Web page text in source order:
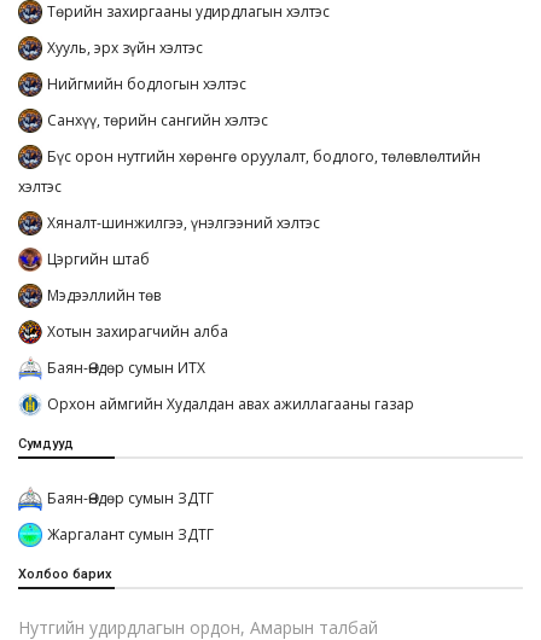
Төрийн захиргааны удирдлагын хэлтэс
Хууль, эрх зүйн хэлтэс
Нийгмийн бодлогын хэлтэс
Санхүү, төрийн сангийн хэлтэс
Бүс орон нутгийн хөрөнгө оруулалт, бодлого, төлөвлөлтийн
хэлтэс
Хяналт-шинжилгээ, үнэлгээний хэлтэс
Цэргийн штаб
Мэдээллийн төв
Хотын захирагчийн алба
Баян-Өндөр сумын ИТХ
Орхон аймгийн Худалдан авах ажиллагааны газар
Сумдууд
Баян-Өндөр сумын ЗДТГ
Жаргалант сумын ЗДТГ
Холбоо барих
Нутгийн удирдлагын ордон, Амарын талбай